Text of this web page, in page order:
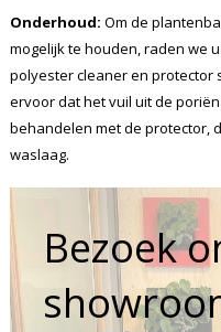
Onderhoud: Om de
mogelijk te houden, raden we
polyester cleaner en protector
ervoor dat het vuil uit de
behandelen met de protector,
waslaag.
Bezoek